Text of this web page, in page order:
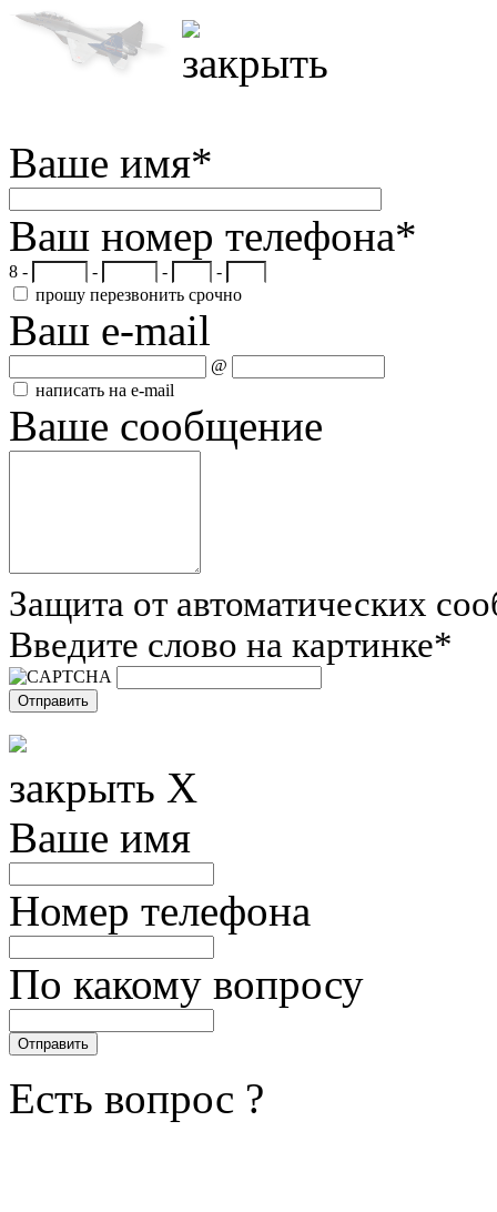
Ваше имя*
Ваш номер телефона*
8 - - -
-
прошу перезвонить срочно
Ваш e-mail
@
написать на e-mail
Ваше сообщение
Защита от автоматических
Введите слово на картинке*
закрыть X
Ваше имя
Номер телефона
По какому вопросу
Есть вопрос ?